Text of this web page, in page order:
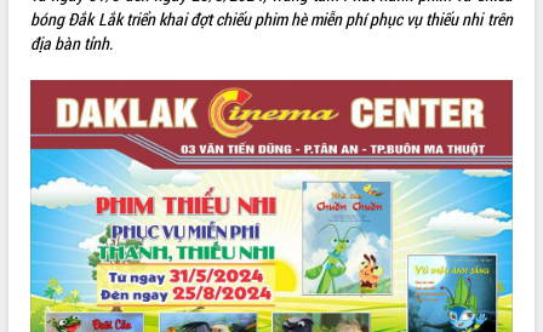
SỞ, BAN, NGÀNH
THÔNG TIN CHỈ ĐẠO ĐIỀU HÀNH
HỆ THỐNG VĂN BẢN
VĂN BẢN HĐND TỈNH
ĐIỂM TIN VĂN BẢN
QUY HOẠCH - KẾ HOẠCH
bóng Đắk Lắk triển khai đợtchiếu phim hè miễn phí phục vụ thiếu nhi trên
địa bàn tỉnh.